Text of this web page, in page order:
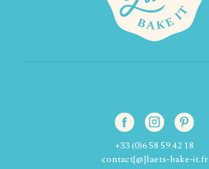
+33 (0)6 58 59 42 18
contact[@]laets-bake-it.fr